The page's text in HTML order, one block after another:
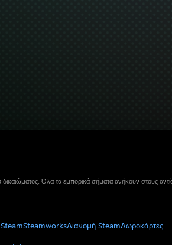
Όλα τα εμπορικά σήματα ανήκουν στους
SteamworksΔιανομή SteamΔωροκάρτες